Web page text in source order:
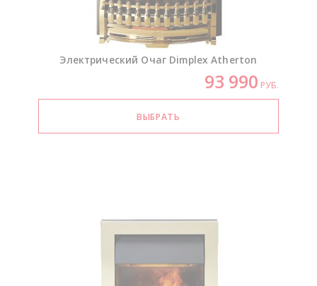
Электрический Очаг Dimplex Atherton
93 990 РУБ.